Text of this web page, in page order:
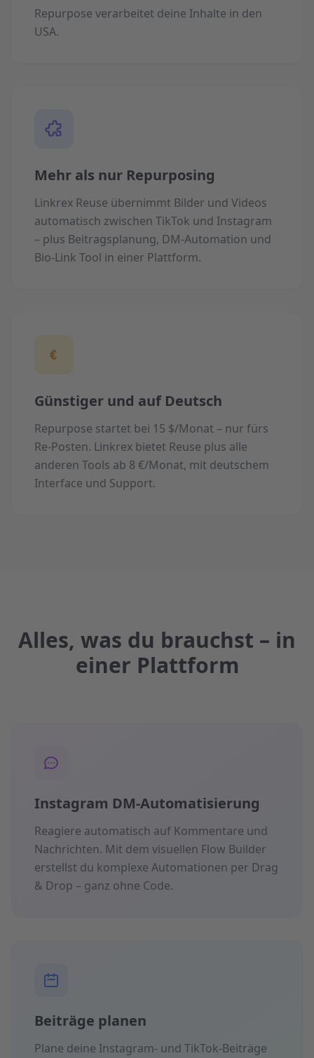
Repurpose verarbeitet deine Inhalte in den
USA.
Mehr als nur Repurposing
Linkrex Reuse übernimmt Bilder und Videos
automatisch zwischen TikTok und Instagram
– plus Beitragsplanung, DM-Automation und
Bio-Link Tool in einer Plattform.
Günstiger und auf Deutsch
Repurpose startet bei 15 $/Monat – nur fürs
Re-Posten. Linkrex bietet Reuse plus alle
anderen Tools ab 8 €/Monat, mit deutschem
Interface und Support.
Alles, was du brauchst – in
einer Plattform
Instagram DM-Automatisierung
Reagiere automatisch auf Kommentare und
Nachrichten. Mit dem visuellen Flow Builder
erstellst du komplexe Automationen per Drag
& Drop – ganz ohne Code.
Beiträge planen
Plane deine Instagram- und TikTok-Beiträge